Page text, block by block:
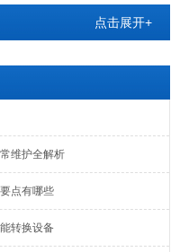
点击展开+
维护全解析
点有哪些
转换设备